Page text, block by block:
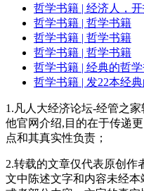
哲学书籍 | 经济人，
哲学书籍 | 哲学书籍
哲学书籍 | 哲学书籍
哲学书籍 | 哲学书籍
哲学书籍 | 经典的哲
哲学书籍 | 发22本经
1.凡人大经济论坛-经管之
他官网介绍,目的在于传递
点和其真实性负责；
2.转载的文章仅代表原创作
文中陈述文字和内容未经